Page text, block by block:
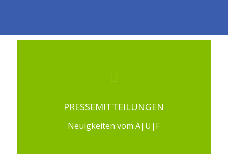
PRESSEMITTEILUNGEN
Neuigkeiten vom A|U|F